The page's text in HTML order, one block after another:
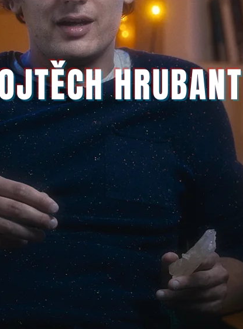
HRUBANT